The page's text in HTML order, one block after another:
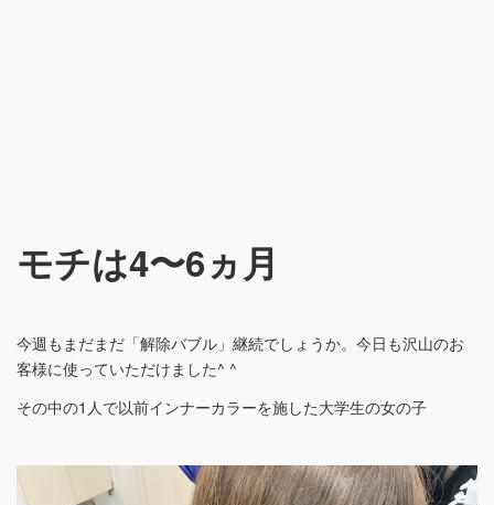
モチは4〜6ヵ月
今週もまだまだ「解除バブル」継続でしょうか。今日も沢山のお
客様に使っていただけました^ ^
その中の1人で以前インナーカラーを施した大学生の女の子